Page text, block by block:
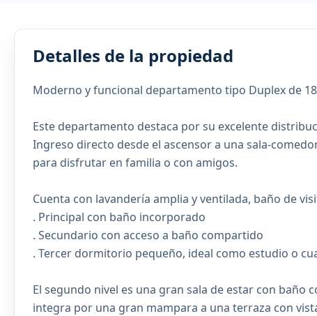
Detalles de la propiedad
Moderno y funcional departamento tipo Duplex de
Este departamento destaca por su excelente
Ingreso directo desde el ascensor a una sala-
para disfrutar en familia o con amigos.
Cuenta con lavandería amplia y ventilada, baño de
. Principal con baño incorporado
. Secundario con acceso a baño compartido
. Tercer dormitorio pequeño, ideal como estudio o
El segundo nivel es una gran sala de estar con
integra por una gran mampara a una terraza con